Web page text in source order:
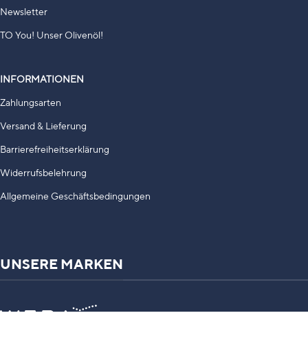
Newsletter
TO You! Unser Olivenöl!
INFORMATIONEN
Zahlungsarten
Versand & Lieferung
Barrierefreiheitserklärung
Widerrufsbelehrung
Allgemeine Geschäftsbedingungen
UNSERE MARKEN